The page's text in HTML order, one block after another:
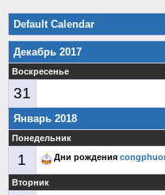
Default Calendar
Декабрь 2017
Воскресенье
31
Январь 2018
Понедельник
1 Дни рождения
Вторник